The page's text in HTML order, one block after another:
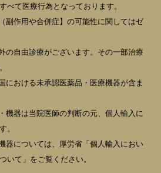
べて医療行為となっております。
副作用や合併症】の可能性に関してはゼ
の自由診療がございます。その一部治療
における未承認医薬品・医療機器が含ま
機器は当院医師の判断の元、個人輸入に
。
器については、厚労省「個人輸入におい
いて」をご覧ください。